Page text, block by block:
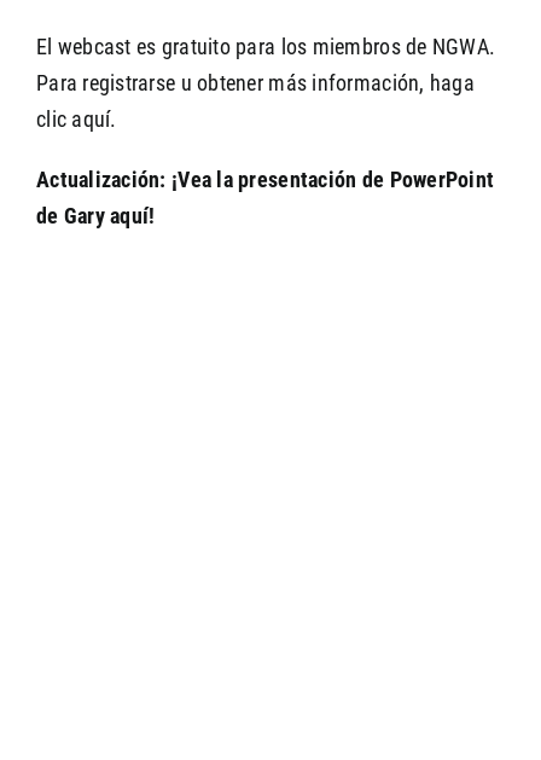
El webcast es gratuito para los miembros de NGWA.
Para registrarse u obtener más información, haga
clic aquí.
Actualización: ¡Vea la presentación de PowerPoint
de Gary aquí!